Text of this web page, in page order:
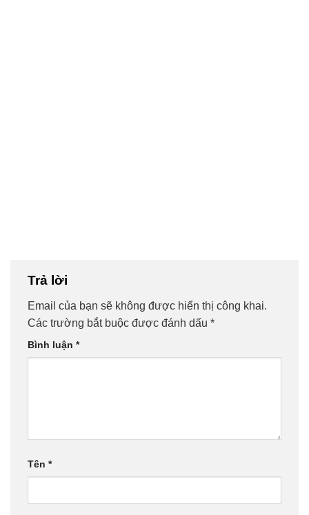
Trả lời
Email của bạn sẽ không được hiển thị công khai.
Các trường bắt buộc được đánh dấu *
Bình luận *
Tên *